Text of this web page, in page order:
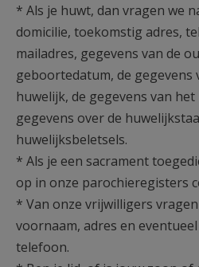
* Als je huwt, dan vragen we
domicilie, toekomstig adres,
mailadres, gegevens van de
geboortedatum, de
huwelijk, de gegevens van
gegevens over de
huwelijksbeletsels.
* Als je een sacrament
op in onze parochieregisters
* Van onze vrijwilligers
voornaam, adres en
telefoon.